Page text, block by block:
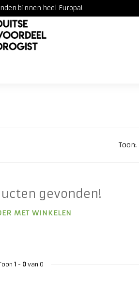
binnen heel Europa!
Toon:
gevonden!
MET WINKELEN
1 - 0van 0